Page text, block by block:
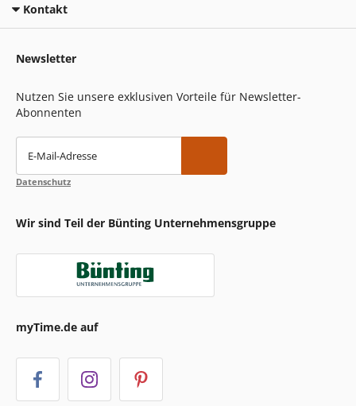
Kontakt
Newsletter
Nutzen Sie unsere exklusiven Vorteile für Newsletter-
Abonnenten
E-Mail-Adresse
Datenschutz
Wir sind Teil der Bünting Unternehmensgruppe
myTime.de auf